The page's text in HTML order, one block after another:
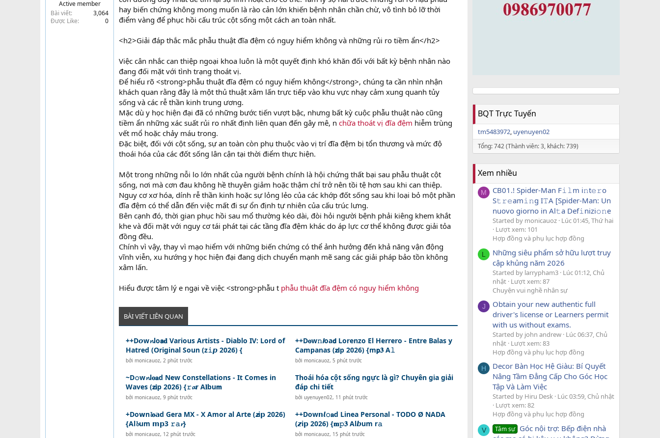
Active member
Bài viết
3,064
Được Like
0
hay biến chứng không mong muốn là rào cản lớn khiến bệnh nhân chần chừ, vô tình bỏ lỡ thời
điểm vàng để phục hồi cấu trúc cột sống một cách an toàn nhất.
<h2>Giải đáp thắc mắc phẫu thuật đĩa đệm có nguy hiểm không và những rủi ro tiềm ẩn</h2>
Việc cân nhắc can thiệp ngoại khoa luôn là một quyết định khó khăn đối với bất kỳ bệnh nhân nào
đang đối mặt với tình trạng thoát vị.
Để hiểu rõ <strong>phẫu thuật đĩa đệm có nguy hiểm không</strong>, chúng ta cần nhìn nhận
khách quan rằng đây là một thủ thuật xâm lấn trực tiếp vào khu vực nhạy cảm xung quanh tủy
sống và các rễ thần kinh trung ương.
Mặc dù y học hiện đại đã có những bước tiến vượt bậc, nhưng bất kỳ cuộc phẫu thuật nào cũng
tiềm ẩn những xác suất rủi ro nhất định liên quan đến gây mê, n chữa thoát vị đĩa đệm hiễm trùng
vết mổ hoặc chảy máu trong.
Đặc biệt, đối với cột sống, sự an toàn còn phụ thuộc vào vị trí đĩa đệm bị tổn thương và mức độ
thoái hóa của các đốt sống lân cận tại thời điểm thực hiện.
Một trong những nỗi lo lớn nhất của người bệnh chính là hội chứng thất bại sau phẫu thuật cột
sống, nơi mà cơn đau không hề thuyên giảm hoặc thậm chí trở nên tồi tệ hơn sau khi can thiệp.
Nguy cơ xơ hóa, dính rễ thần kinh hoặc sự lỏng lẻo của các khớp đốt sống sau khi loại bỏ một phần
đĩa đệm có thể dẫn đến việc mất đi sự ổn định tự nhiên của cấu trúc lưng.
Bên cạnh đó, thời gian phục hồi sau mổ thường kéo dài, đòi hỏi người bệnh phải kiêng khem khắt
khe và đối mặt với nguy cơ tái phát tại các tầng đĩa đệm khác do áp lực cơ thể không được giải tỏa
đồng đều.
Chính vì vậy, thay vì mạo hiểm với những biến chứng có thể ảnh hưởng đến khả năng vận động
vĩnh viễn, xu hướng y học hiện đại đang dịch chuyển mạnh mẽ sang các giải pháp bảo tồn không
xâm lấn.
Hiểu được tâm lý e ngại về việc <strong>phẫu t phẫu thuật đĩa đệm có nguy hiểm không
BÀI VIẾT LIÊN QUAN
++D𝙤w𝓷lo𝗮𝐝 Various Artists - Diablo IV: Lord of
Hatred (Original Soun (z𝚒𝙥 2026) {
bởi monicauoz, 2 phút trước
++D𝐨w𝚗𝙡oa𝗱 Lorenzo El Herrero - Entre Balas y
Campanas (𝘇𝗶p 2026) {m𝗽𝟑 A𝚕
bởi monicauoz, 5 phút trước
~D𝚘w𝓷l𝐨𝐚d New Constellations - It Comes in
Waves (𝘇𝐢p 2026) {𝚛𝓪r A𝐥bu𝗺
bởi monicauoz, 9 phút trước
Thoái hóa cột sống ngực là gì? Chuyên gia giải
đáp chi tiết
bởi uyenuyen02, 11 phút trước
+Do𝘄n𝓵𝐨𝗮d Gera MX - X Amor al Arte (𝙯i𝗽 2026)
{Al𝓫um 𝗺𝗽3 𝚛𝚊𝓻}
bởi monicauoz, 12 phút trước
++Dow𝗻𝙡𝚘𝐚d Linea Personal - TODO Ø NADA
(𝙯i𝗽 2026) {𝐦𝚙𝟑 Al𝙗um r𝚊
bởi monicauoz, 15 phút trước
BQT Trực Tuyến
tm5483972 uyenuyen02
Tổng: 742 (Thành viên: 3, khách: 739)
Xem nhiều
M
CB01.! Spider-Man F𝚒𝚕m i𝚗t𝚎𝚛o
S𝚝𝚛𝚎am𝚒𝚗g I𝚃A [Spider-Man: Un
nuovo giorno in Al𝚝a Def𝚒nizi𝚘𝚗e
Started by monicauoz Lúc 01:45, Thứ hai
Lượt xem: 101
Hợp đồng và phụ lục hợp đồng
L
Những siêu phẩm sở hữu lượt truy
cập khủng năm 2026
Started by larrypham3 Lúc 01:12, Chủ
nhật Lượt xem: 87
Chuyện vui nghề nhân sự
J
Obtain your new authentic full
driver's license or Learners permit
with us without exams.
Started by john andrew Lúc 06:37, Chủ
nhật Lượt xem: 83
Hợp đồng và phụ lục hợp đồng
H
Decor Bàn Học Hệ Giàu: Bí Quyết
Nâng Tầm Đẳng Cấp Cho Góc Học
Tập Và Làm Việc
Started by Hiru Desk Lúc 03:59, Chủ nhật
Lượt xem: 82
Hợp đồng và phụ lục hợp đồng
V Tâm sự Góc nội trợ: Bếp điện nhà